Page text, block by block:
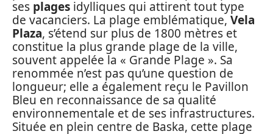
ses plages idylliques qui attirent tout type
de vacanciers. La plage emblématique, Vela
Plaza, s’étend sur plus de 1800 mètres et
constitue la plus grande plage de la ville,
souvent appelée la « Grande Plage ». Sa
renommée n’est pas qu’une question de
longueur; elle a également reçu le Pavillon
Bleu en reconnaissance de sa qualité
environnementale et de ses infrastructures.
Située en plein centre de Baska, cette plage